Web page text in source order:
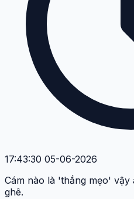
17:43:30 05-06-2026
Cám nào là 'thắng mẹo' vậy
ghê.